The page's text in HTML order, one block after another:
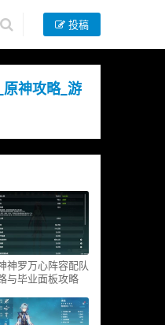
投稿
神攻略_游
神罗万心阵容配队
与毕业面板攻略